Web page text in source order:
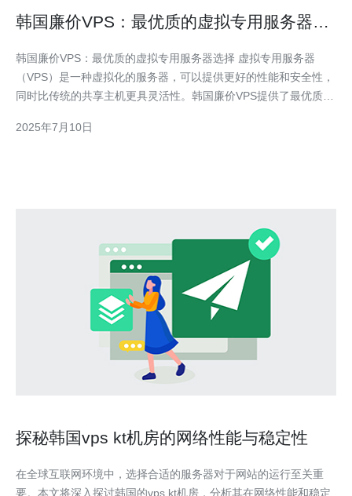
韩国廉价VPS：最优质的虚拟专用服务器选
韩国廉价VPS：最优质的虚拟专用服务器选择 虚拟专用服务器
（VPS）是一种虚拟化的服务器，可以提供更好的性能和安全性，
同时比传统的共享主机更具灵活性。韩国廉价VPS提供了最优质的
决方案。 韩国廉价VPS的优势在于价格实惠、性能稳定、网络速
2025年7月10日
探秘韩国vps kt机房的网络性能与稳定性
在全球互联网环境中，选择合适的服务器对于网站的运行至关重
要。本文将深入探讨韩国的vps kt机房，分析其在网络性能和稳定